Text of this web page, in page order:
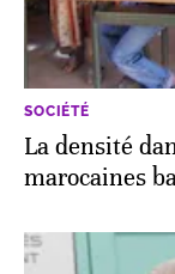
SOCIÉTÉ
La densité
marocaines